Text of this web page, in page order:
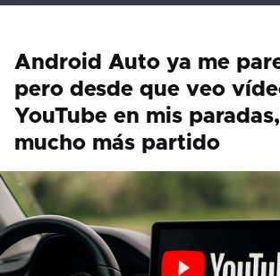
Android Auto ya me
pero desde que veo
YouTube en mis
mucho más partido